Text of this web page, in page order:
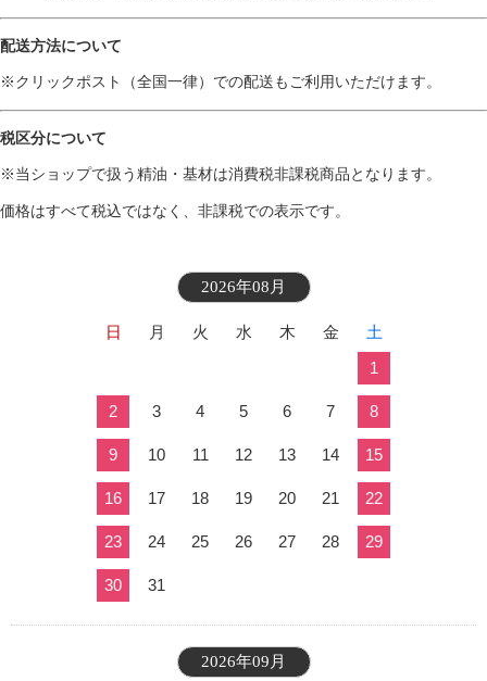
配送方法について
※クリックポスト（全国一律）での配送もご利用いただけます。
税区分について
※当ショップで扱う精油・基材は消費税非課税商品となります。
価格はすべて税込ではなく、非課税での表示です。
2026年08月
日 月 火 水 木 金
土
1
2 3 4 5 6 7 8
9 10 11 12 13 14 15
16 17 18 19 20 21 22
23 24 25 26 27 28 29
30 31
2026年09月